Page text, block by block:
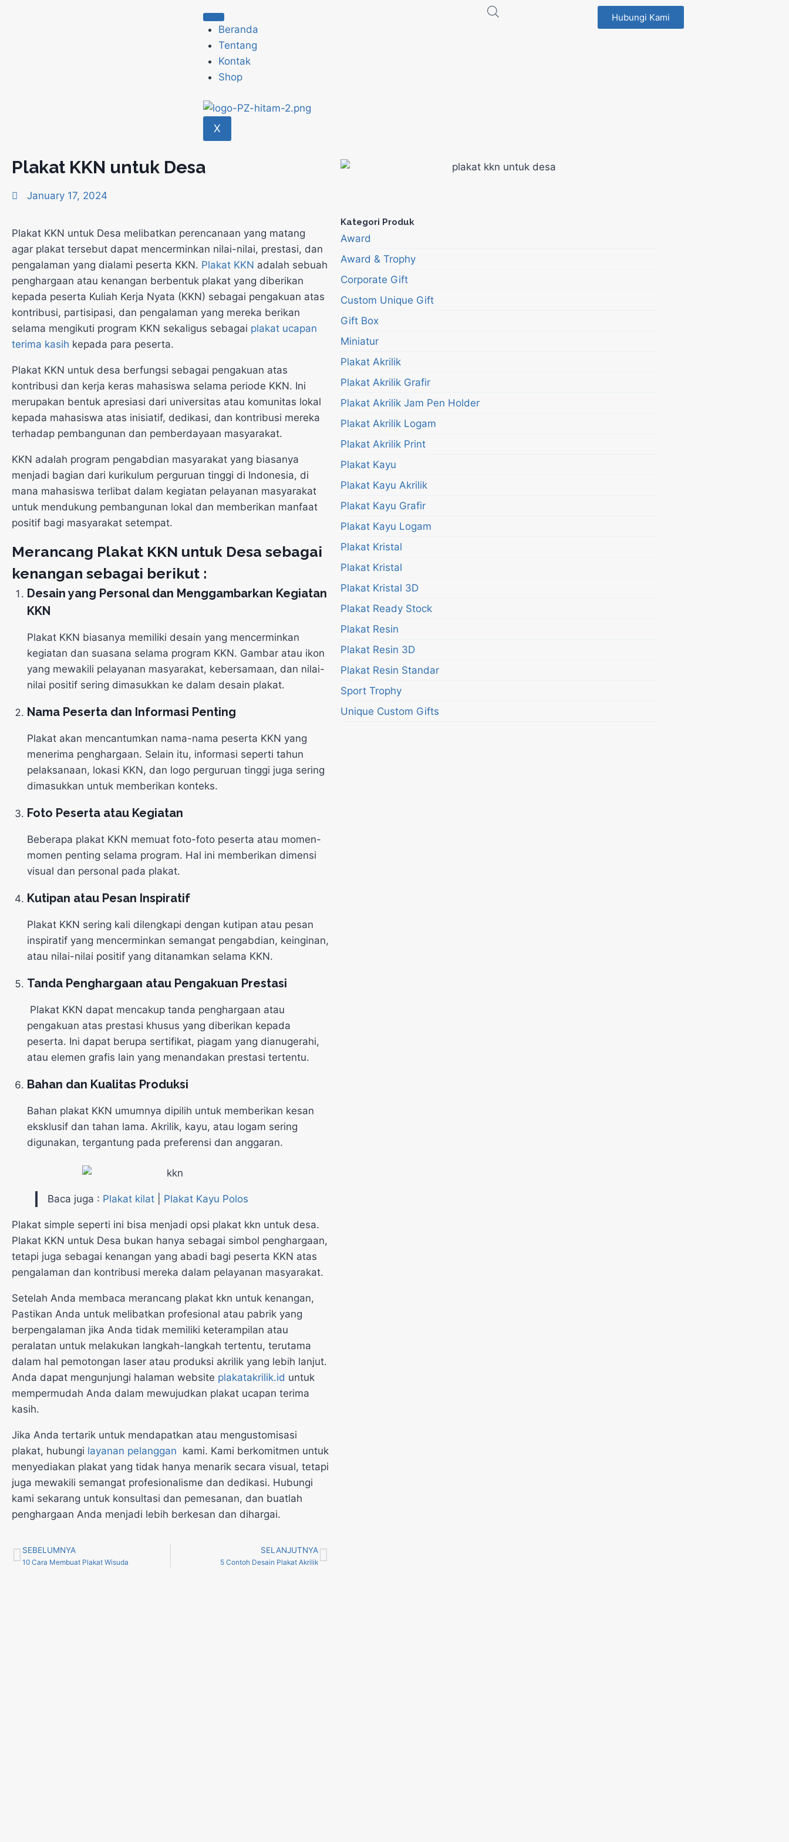
Beranda
Tentang
Kontak
Shop
X
Hubungi Kami
Plakat KKN untuk Desa
January 17, 2024
Plakat KKN untuk Desa melibatkan perencanaan yang matang
agar plakat tersebut dapat mencerminkan nilai-nilai, prestasi, dan
pengalaman yang dialami peserta KKN. Plakat KKN adalah sebuah
penghargaan atau kenangan berbentuk plakat yang diberikan
kepada peserta Kuliah Kerja Nyata (KKN) sebagai pengakuan atas
kontribusi, partisipasi, dan pengalaman yang mereka berikan
selama mengikuti program KKN sekaligus sebagai plakat ucapan
terima kasih kepada para peserta.
Plakat KKN untuk desa berfungsi sebagai pengakuan atas
kontribusi dan kerja keras mahasiswa selama periode KKN. Ini
merupakan bentuk apresiasi dari universitas atau komunitas lokal
kepada mahasiswa atas inisiatif, dedikasi, dan kontribusi mereka
terhadap pembangunan dan pemberdayaan masyarakat.
KKN adalah program pengabdian masyarakat yang biasanya
menjadi bagian dari kurikulum perguruan tinggi di Indonesia, di
mana mahasiswa terlibat dalam kegiatan pelayanan masyarakat
untuk mendukung pembangunan lokal dan memberikan manfaat
positif bagi masyarakat setempat.
Merancang Plakat KKN untuk Desa sebagai
kenangan sebagai berikut :
Desain yang Personaldan Menggambarkan Kegiatan
KKN
Plakat KKN biasanya memiliki desain yang mencerminkan
kegiatan dan suasana selama program KKN. Gambar atau ikon
yang mewakili pelayanan masyarakat, kebersamaan, dan nilai-
nilai positif sering dimasukkan ke dalam desain plakat.
Nama Peserta dan Informasi Penting
Plakat akan mencantumkan nama-nama peserta KKN yang
menerima penghargaan. Selain itu, informasi seperti tahun
pelaksanaan, lokasi KKN, dan logo perguruan tinggi juga sering
dimasukkan untuk memberikan konteks.
Foto Peserta atauKegiatan
Beberapa plakat KKN memuat foto-foto peserta atau momen-
momen penting selama program. Hal ini memberikan dimensi
visual dan personal pada plakat.
Kutipan atau Pesan Inspiratif
Plakat KKN sering kali dilengkapi dengan kutipan atau pesan
inspiratif yang mencerminkan semangat pengabdian, keinginan,
atau nilai-nilai positif yang ditanamkan selama KKN.
Tanda Penghargaan atauPengakuan Prestasi
Plakat KKN dapat mencakup tanda penghargaan atau
pengakuan atas prestasi khusus yang diberikan kepada
peserta. Ini dapat berupa sertifikat, piagam yang dianugerahi,
atau elemen grafis lain yang menandakan prestasi tertentu.
Bahan dan Kualitas Produksi
Bahan plakat KKN umumnya dipilih untuk memberikan kesan
eksklusif dan tahan lama. Akrilik, kayu, atau logam sering
digunakan, tergantung pada preferensi dan anggaran.
Baca juga : Plakat kilat Plakat Kayu Polos
Plakat simple seperti ini bisa menjadi opsi plakat kkn untuk desa.
Plakat KKN untuk Desa bukan hanya sebagai simbol penghargaan,
tetapi juga sebagai kenangan yang abadi bagi peserta KKN atas
pengalaman dan kontribusi mereka dalam pelayanan masyarakat.
Setelah Anda membaca merancang plakat kkn untuk kenangan,
Pastikan Anda untuk melibatkan profesional atau pabrik yang
berpengalaman jika Anda tidak memiliki keterampilan atau
peralatan untuk melakukan langkah-langkah tertentu, terutama
dalam hal pemotongan laser atau produksi akrilik yang lebih lanjut.
Anda dapat mengunjungi halaman website plakatakrilik.id untuk
mempermudah Anda dalam mewujudkan plakat ucapan terima
kasih.
Jika Anda tertarik untuk mendapatkan atau mengustomisasi
plakat, hubungi layanan pelanggan kami. Kami berkomitmen untuk
menyediakan plakat yang tidak hanya menarik secara visual, tetapi
juga mewakili semangat profesionalisme dan dedikasi. Hubungi
kami sekarang untuk konsultasi dan pemesanan, dan buatlah
penghargaan Anda menjadi lebih berkesan dan dihargai.
SEBELUMNYA
10 Cara Membuat Plakat Wisuda
SELANJUTNYA
5 Contoh Desain Plakat Akrilik
Kategori Produk
Award
Award & Trophy
Corporate Gift
Custom Unique Gift
Gift Box
Miniatur
Plakat Akrilik
Plakat Akrilik Grafir
Plakat Akrilik Jam Pen Holder
Plakat Akrilik Logam
Plakat Akrilik Print
Plakat Kayu
Plakat Kayu Akrilik
Plakat Kayu Grafir
Plakat Kayu Logam
Plakat Kristal
Plakat Kristal
Plakat Kristal 3D
Plakat Ready Stock
Plakat Resin
Plakat Resin 3D
Plakat Resin Standar
Sport Trophy
Unique Custom Gifts